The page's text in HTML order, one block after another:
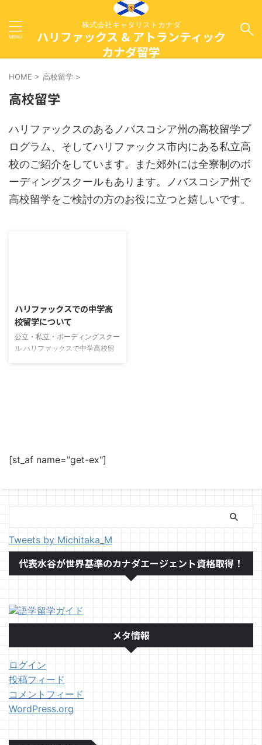
株式会社キャタリストカナダ
ハリファックス & アトランティック
カナダ留学
HOME > 高校留学 >
高校留学
ハリファックスのあるノバスコシア州の高校留学プ
ログラム、そしてハリファックス市内にある私立高
校のご紹介をしています。また郊外には全寮制のボ
ーディングスクールもあります。ノバスコシア州で
高校留学をご検討の方のお役に立つと嬉しいです。
ハリファックスでの中学高
校留学について
公立・私立・ボーディングスクー
ル ハリファックスで中学高校留
能です。 ハリファックス郊外に
King's-Edgehill Schoolはカナダ
[st_af name="get-ex"]
Tweets by Michitaka_M
代表水谷が世界基準のカナダエージェント資格取得！
メタ情報
ログイン
投稿フィード
コメントフィード
WordPress.org